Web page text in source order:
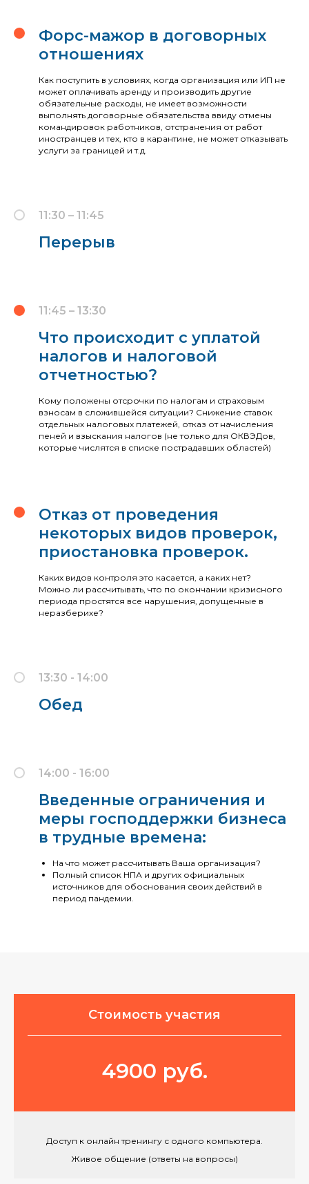
Форс-мажор в договорных
отношениях
Как поступить в условиях, когда организация или ИП не
может оплачивать аренду и производить другие
обязательные расходы, не имеет возможности
выполнять договорные обязательства ввиду отмены
командировок работников, отстранения от работ
иностранцев и тех, кто в карантине, не может отказывать
услуги за границей и т.д.
11:30 – 11:45
Перерыв
11:45 – 13:30
Что происходит с уплатой
налогов и налоговой
отчетностью?
Кому положены отсрочки по налогам и страховым
взносам в сложившейся ситуации? Снижение ставок
отдельных налоговых платежей, отказ от начисления
пеней и взыскания налогов (не только для ОКВЭДов,
которые числятся в списке пострадавших областей)
Отказ от проведения
некоторых видов проверок,
приостановка проверок.
Каких видов контроля это касается, а каких нет?
Можно ли рассчитывать, что по окончании кризисного
периода простятся все нарушения, допущенные в
неразберихе?
13:30 - 14:00
Обед
14:00 - 16:00
Введенные ограничения и
меры господдержки бизнеса
в трудные времена:
На что может рассчитывать Ваша организация?
Полный список НПА и других официальных
источников для обоснования своих действий в
период пандемии.
Стоимость участия
4900 руб.
Доступ к онлайн тренингу с одного компьютера.
Живое общение (ответы на вопросы)